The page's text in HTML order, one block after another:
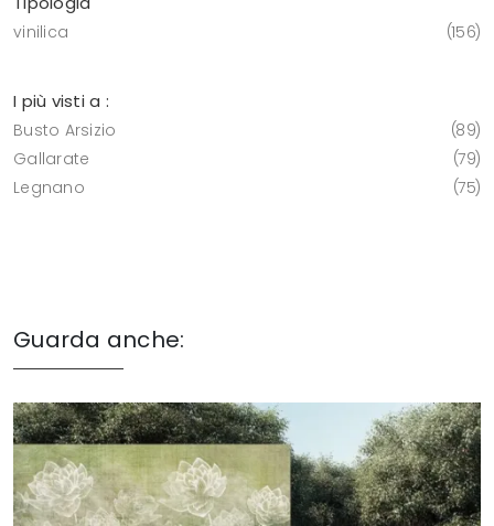
vinilica 156
I più visti a :
Busto Arsizio
89
Gallarate
79
Legnano
75
Guarda anche: